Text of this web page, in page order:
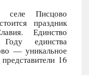
Писцово
праздник
Единство
единства
— уникальное
16